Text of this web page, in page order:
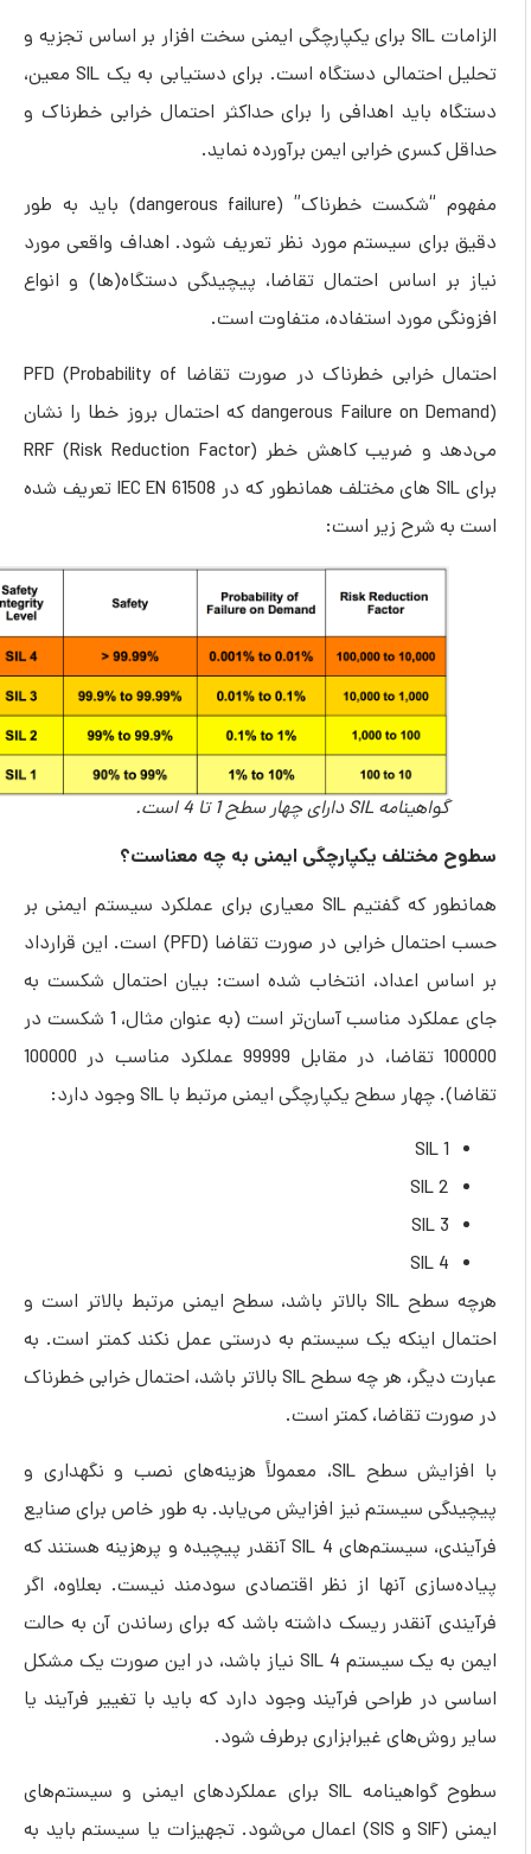
الزامات SIL برای یکپارچگی ایمنی سخت افزار بر اساس تجزیه و
تحلیل احتمالی دستگاه است. برای دستیابی به یک SIL معین،
دستگاه باید اهدافی را برای حداکثر احتمال خرابی خطرناک و
حداقل کسری خرابی ایمن برآورده نماید.
مفهوم “شکست خطرناک” (dangerous failure) باید به طور
دقیق برای سیستم مورد نظر تعریف شود. اهداف واقعی مورد
نیاز بر اساس احتمال تقاضا، پیچیدگی دستگاه(ها) و انواع
افزونگی مورد استفاده، متفاوت است.
احتمال خرابی خطرناک در صورت تقاضا PFD (Probability of
dangerous Failure on Demand) که احتمال بروز خطا را نشان
می‌دهد و ضریب کاهش خطر RRF (Risk Reduction Factor)
برای SIL های مختلف همانطور که در IEC EN 61508 تعریف شده
است به شرح زیر است:
گواهینامه SIL دارای چهار سطح 1 تا 4 است.
سطوح مختلف یکپارچگی ایمنی به چه معناست؟
همانطور که گفتیم SIL معیاری برای عملکرد سیستم ایمنی بر
حسب احتمال خرابی در صورت تقاضا (PFD) است. این قرارداد
بر اساس اعداد، انتخاب شده است: بیان احتمال شکست به
جای عملکرد مناسب آسان‌تر است (به عنوان مثال، 1 شکست در
100000 تقاضا، در مقابل 99999 عملکرد مناسب در 100000
تقاضا). چهار سطح یکپارچگی ایمنی مرتبط با SIL وجود دارد:
SIL 1
SIL 2
SIL 3
SIL 4
هرچه سطح SIL بالاتر باشد، سطح ایمنی مرتبط بالاتر است و
احتمال اینکه یک سیستم به درستی عمل نکند کمتر است. به
عبارت دیگر، هر چه سطح SIL بالاتر باشد، احتمال خرابی خطرناک
در صورت تقاضا، کمتر است.
با افزایش سطح SIL، معمولاً هزینه‌های نصب و نگهداری و
پیچیدگی سیستم نیز افزایش می‌یابد. به طور خاص برای صنایع
فرآیندی، سیستم‌های SIL 4 آنقدر پیچیده و پرهزینه هستند که
پیاده‌سازی آنها از نظر اقتصادی سودمند نیست. بعلاوه، اگر
فرآیندی آنقدر ریسک داشته باشد که برای رساندن آن به حالت
ایمن به یک سیستم SIL 4 نیاز باشد، در این صورت یک مشکل
اساسی در طراحی فرآیند وجود دارد که باید با تغییر فرآیند یا
سایر روش‌های غیرابزاری برطرف شود.
سطوح گواهینامه SIL برای عملکردهای ایمنی و سیستم‌های
ایمنی (SIF و SIS) اعمال می‌شود. تجهیزات یا سیستم باید به